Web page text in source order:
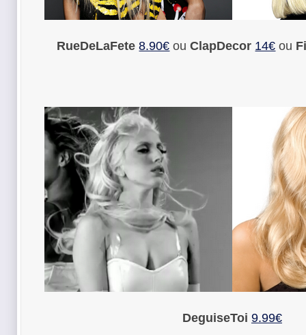
RueDeLaFete 8.90€ ouClapDecor 14€ ou
DeguiseToi 9.99€